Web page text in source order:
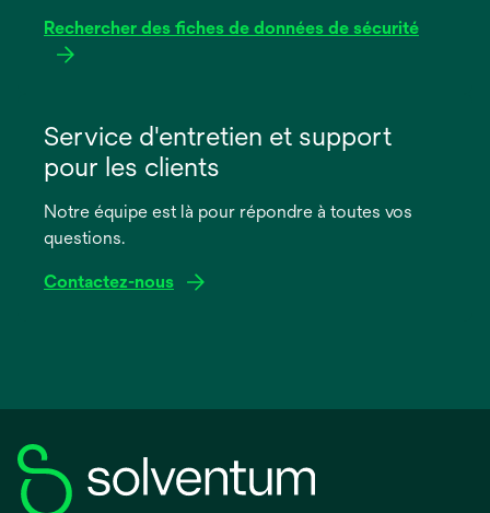
Rechercher des fiches de données de sécurité
dans
nouvel
onglet
Service d'entretien et support
pour les clients
Notre équipe est là pour répondre à toutes vos
questions.
Contactez-nous